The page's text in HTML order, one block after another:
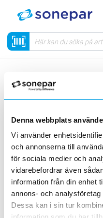
Denna webbplats
Vi använder
och annonserna till
för sociala medier och
vidarebefordrar även
information från din enhet
annons- och
Dessa kan i sin tur
Sida < 1 > Per sida
SMC
Filter Lagerförda